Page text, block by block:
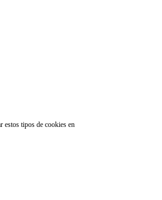
estos tipos de cookies en